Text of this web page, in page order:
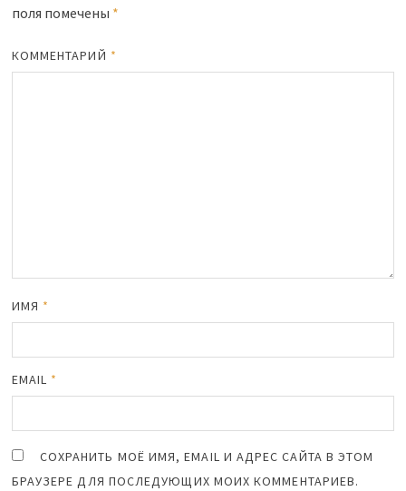
поля помечены *
КОММЕНТАРИЙ *
ИМЯ *
EMAIL *
СОХРАНИТЬ МОЁ ИМЯ, EMAIL И АДРЕС САЙТА В ЭТОМ
БРАУЗЕРЕ ДЛЯ ПОСЛЕДУЮЩИХ МОИХ КОММЕНТАРИЕВ.